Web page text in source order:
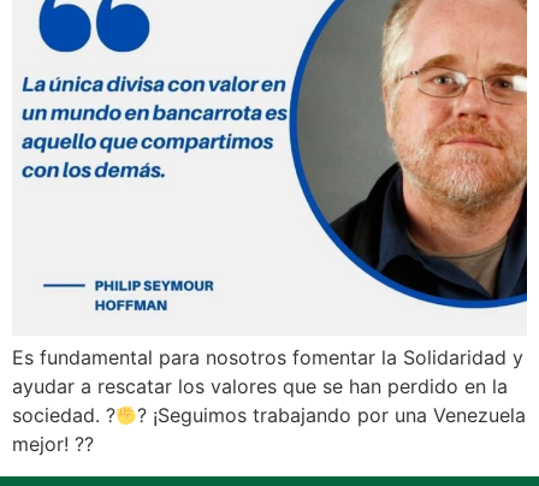
Es fundamental para nosotros fomentar la Solidaridad y
ayudar a rescatar los valores que se han perdido en la
sociedad. ?
? ¡Seguimos trabajando por una Venezuela
mejor! ??